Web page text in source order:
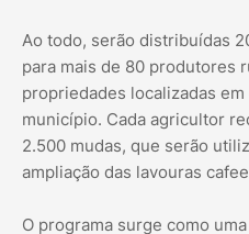
Ao todo, serão distribuídas
para mais de 80 produtores
propriedades localizadas
município. Cada agricultor
2.500 mudas, que serão
ampliação das lavouras
O programa surge como